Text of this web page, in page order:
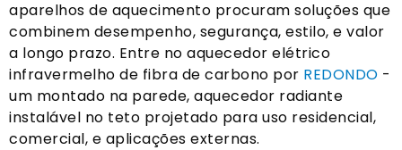
aparelhos de aquecimento procuram soluções que
combinem desempenho, segurança, estilo, e valor
a longo prazo. Entre no aquecedor elétrico
infravermelho de fibra de carbono por REDONDO -
um montado na parede, aquecedor radiante
instalável no teto projetado para uso residencial,
comercial, e aplicações externas.